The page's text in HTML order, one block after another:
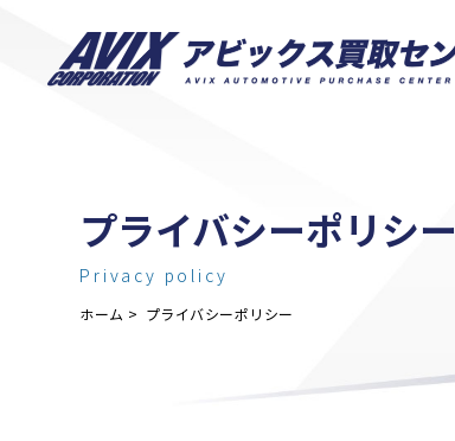
プライバシーポリシー
Privacy policy
ホーム プライバシーポリシー